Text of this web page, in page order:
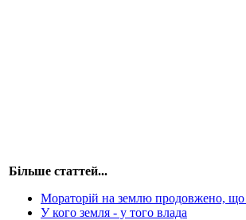
Більше статтей...
Мораторій на землю продовжено, що
У кого земля - у того влада